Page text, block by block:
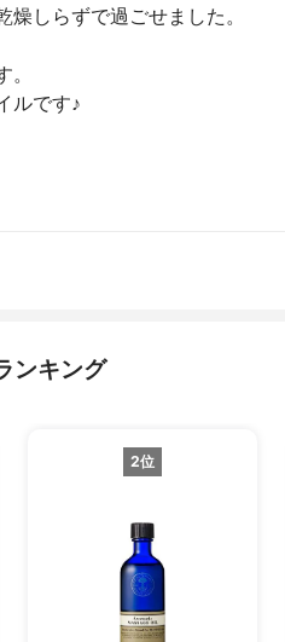
しらずで過ごせました。
ルです♪
ンキング
2位